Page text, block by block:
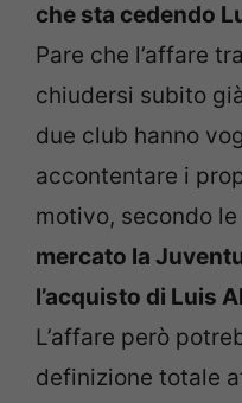
che sta cedendo
Pare che l’affare
chiudersi subito
due club hanno
accontentare i
motivo, secondo le
mercato la
l’acquisto di Luis
L’affare però
definizione totale